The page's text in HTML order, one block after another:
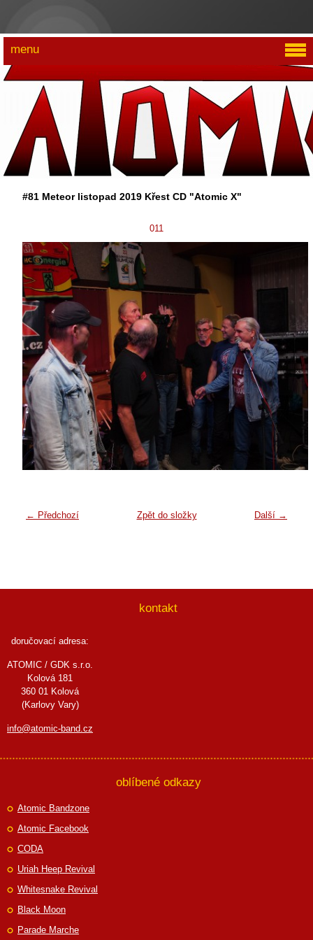
#81 Meteor listopad 2019 Křest CD "Atomic X"
011
← Předchozí Další →
Zpět do složky
menu
kontakt
doručovací adresa:
ATOMIC / GDK s.r.o.
Kolová 181
360 01 Kolová
(Karlovy Vary)
info@atomic-band.cz
oblíbené odkazy
Atomic Bandzone
Atomic Facebook
CODA
Uriah Heep Revival
Whitesnake Revival
Black Moon
Parade Marche